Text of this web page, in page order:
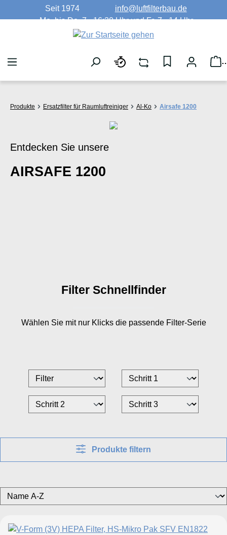
Zum Hauptinhalt springen
Seit 1974
info@luftfilterbau.de
Mo. bis Do. 7 - 16:30 Uhr und Fr. 7 - 14 Uhr
Produkte Ersatzfilter für Raumluftreiniger Al-Ko Airsafe 1200
Entdecken Sie unsere
AIRSAFE 1200
Filter Schnellfinder
Wählen Sie mit nur Klicks die passende Filter-Serie
Produkte filtern